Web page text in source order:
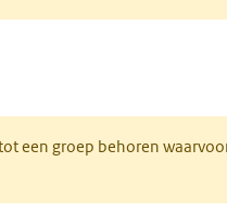
een groep behoren